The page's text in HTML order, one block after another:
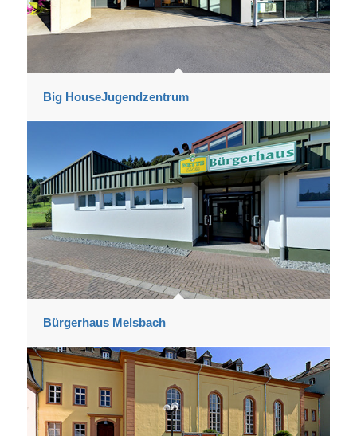
Big HouseJugendzentrum
Bürgerhaus Melsbach